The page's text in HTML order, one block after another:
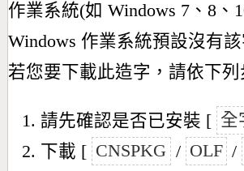
作業系統(如 Windows 7、8、
Windows 作業系統預設沒有
若您要下載此造字，請依下列
請先確認是否已安裝 [ 全
下載 [ CNSPKG / OLF /